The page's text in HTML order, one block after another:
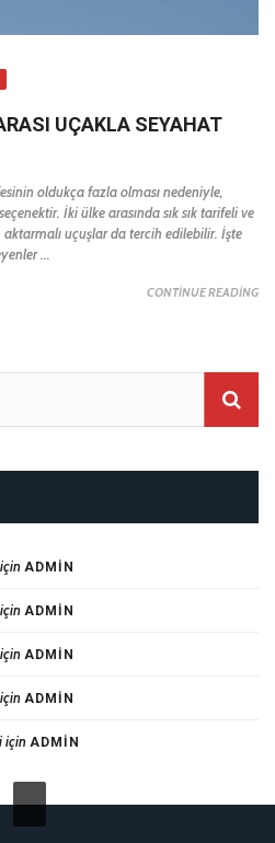
UÇAKLA SEYAHAT
oldukça fazla olması nedeniyle,
İki ülke arasında sık sık tarifeli ve
uçuşlar da tercih edilebilir. İşte
...
CONTINUE READING
için ADMIN
için ADMIN
için ADMIN
için ADMIN
için ADMIN